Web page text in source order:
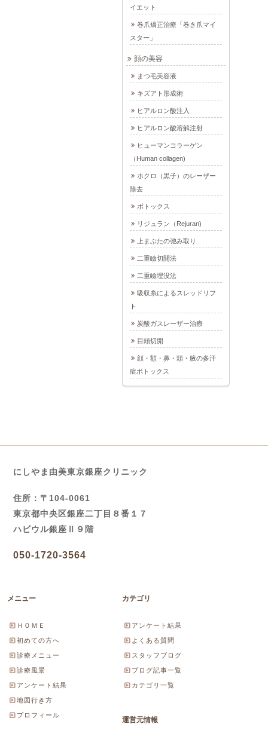
イエット
巻爪矯正治療「巻き爪マイ
スター」
顔の美容
まつ毛美容液
キズアト形成術
ヒアルロン酸注入
ヒアルロン酸溶解注射
ヒューマンコラーゲン
（Human collagen)
ホクロ（黒子）のレーザー
除去
ボトックス
リジュラン（Rejuran)
上まぶたの弛み取り
二重瞼切開法
二重瞼埋没法
吸収糸によるスレッドリフ
ト
炭酸ガスレーザー治療
目頭切開
顔・額・鼻・頭・腋の多汗
症ボトックス
にしやま由美東京銀座クリニック
住所：〒104-0061
東京都中央区銀座二丁目８番１７
ハビウル銀座Ⅱ９階
050-1720-3564
メニュー
ＨＯＭＥ
初めての方へ
診療メニュー
診療風景
アンケート結果
地図行き方
プロフィール
カテゴリ
アンケート結果
よくある質問
スタッフブログ
ブログ記事一覧
カテゴリ一覧
運営元情報